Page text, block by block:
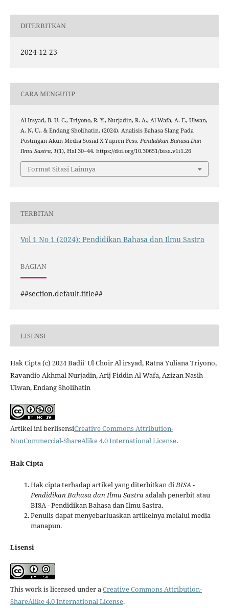
DITERBITKAN
2024-12-23
CARA MENGUTIP
Al-Irsyad, B. U. C., Triyono, R. Y., Nurjadin, R. A., Al Wafa, A. F., Ulwan,
A. N. U., & Endang Sholihatin. (2024). Analisis Bahasa Slang Pada
Postingan Akun Media Sosial X Yupien Fess. Pendidikan Bahasa Dan
Ilmu Sastra, 1(1), Hal 30–44. https://doi.org/10.30651/bisa.v1i1.26
Format Sitasi Lainnya
TERBITAN
Vol 1 No 1 (2024): Pendidikan Bahasa dan Ilmu Sastra
BAGIAN
##section.default.title##
LISENSI
Hak Cipta (c) 2024 Badii' Ul Choir Al irsyad, Ratna Yuliana Triyono,
Ravandio Akhmal Nurjadin, Arij Fiddin Al Wafa, Azizan Nasih
Ulwan, Endang Sholihatin
Artikel ini berlisensiCreative Commons Attribution-
NonCommercial-ShareAlike 4.0 International License.
Hak Cipta
Hak cipta terhadap artikel yang diterbitkan diBISA -
Pendidikan Bahasa dan Ilmu Sastraadalah penerbit atau
BISA - Pendidikan Bahasa dan Ilmu Sastra.
Penulis dapat menyebarluaskan artikelnya melalui media
manapun.
Lisensi
This work is licensed under aCreative Commons Attribution-
ShareAlike 4.0 International License.